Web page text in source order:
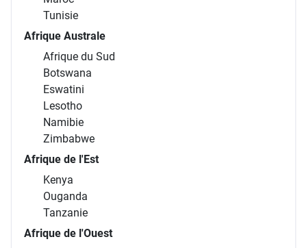
Tunisie
Afrique Australe
Afrique du Sud
Botswana
Eswatini
Lesotho
Namibie
Zimbabwe
Afrique de l'Est
Kenya
Ouganda
Tanzanie
Afrique de l'Ouest